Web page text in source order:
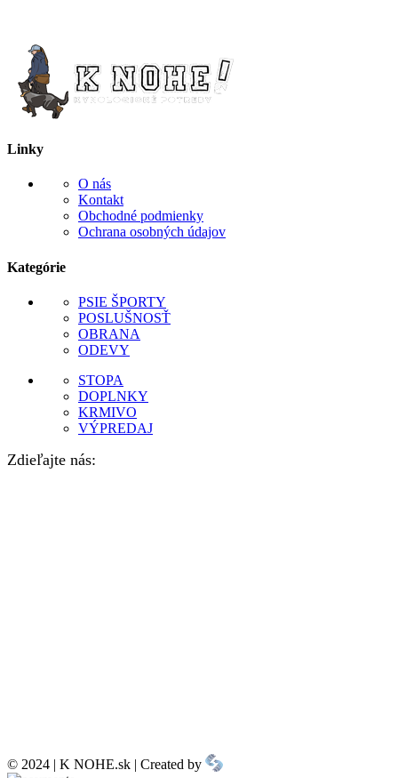
Linky
O nás
Kontakt
Obchodné podmienky
Ochrana osobných údajov
Kategórie
PSIE ŠPORTY
POSLUŠNOSŤ
OBRANA
ODEVY
STOPA
DOPLNKY
KRMIVO
VÝPREDAJ
Zdieľajte nás:
© 2024 | K NOHE.sk | Created by